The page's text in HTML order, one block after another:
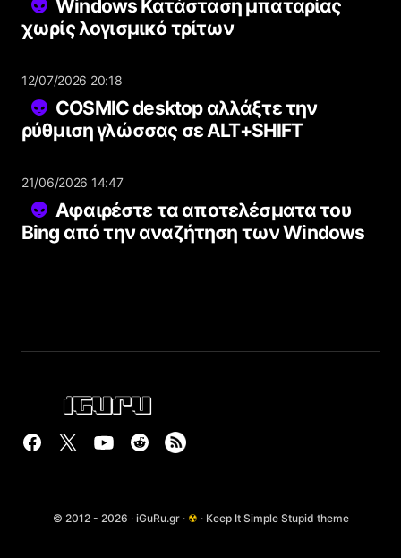
Windows Κατάσταση μπαταρίας
χωρίς λογισμικό τρίτων
12/07/2026 20:18
COSMIC desktop αλλάξτε την
ρύθμιση γλώσσας σε ALT+SHIFT
21/06/2026 14:47
Αφαιρέστε τα αποτελέσματα του
Bing από την αναζήτηση των Windows
© 2012 - 2026 · iGuRu.gr · ☢ · Keep It Simple Stupid theme